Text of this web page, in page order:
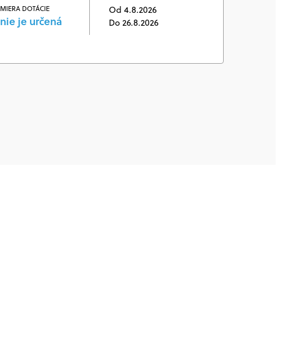
MIERA DOTÁCIE
nie je určená
Od 4.8.2026
Do 26.8.2026